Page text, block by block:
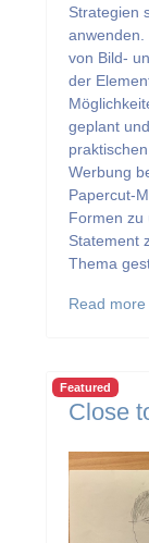
Strategien
anwenden.
von Bild-
der
geplant
Werbung
Papercut-
Formen zu
Statement
Thema
Read
Featured
Close